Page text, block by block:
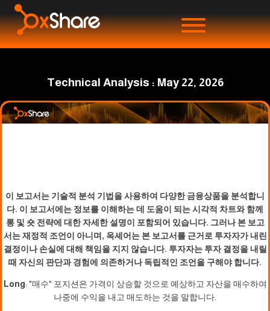
Technical Analysis : May 22, 2026
이 보고서는 기술적 분석 기법을 사용하여 다양한 금융상품을 분석합니
다. 이 보고서에는 정보를 이해하는 데 도움이 되는 시각적 차트와 함께
롱 및 숏 전략에 대한 자세한 설명이 포함되어 있습니다. 그러나 본 보고
서는 재정적 조언이 아니며, 옥셰어는 본 보고서를 근거로 투자자가 내린
결정이나 손실에 대해 책임을 지지 않습니다. 투자자는 투자 결정을 내릴
때 자신의 판단과 경험에 의존하거나 독립적인 조언을 구해야 합니다.
Long: "매수" 포지션은 가격이 상승할 것으로 예상하고 자산을 매수하여
나중에 수익을 내고 매도하는 것을 말합니다.